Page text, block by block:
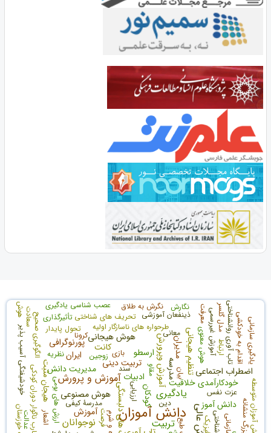
دانش آموزان
یادگیری
نوجوانان
آموزش و پرورش
تربیت سبک های دلبستگی
مدرسه تربیت دینی مدیریت دانش آموزش وپرورش
هوش مصنوعی
آموزش
ادبیات
کانت
ایران ارسطو
هوش هیجانی مدیران
خودکارآمدی خلاقیت هیجان مثبت کودکان
تنظیم هیجانیاضطراب اجتماعی
پورنوگرافی
دانش آموز
طرحواره های ناسازگار اولیه
زوجین
تجارب ناگوار دوران کودکی
خودشیفتگی آسیب پذیر
تحریف های شناختی تاب آوری روانشناختی هوش معنوی
دانش آموزان متوسطه عزت نفس
الگوگیری صحیح آموزش غیررسمی اقدام به خودکشی
ارزش های بومی
تحول پایدار
ذینفعان آموزشی
یادگیری سازمانی
مقاو
نگرش به طلاق عصب شناسی یادگیری
مدرسۀ کیفی
مدل گلسر
ارزیابی
بازی
فیزیک اشعار
تأثیرگذاری
ارتباط
دین
معرفت نگارش
فرصت
معانی
بیان
نظریه
سند
سعادت
کرونا
عدالت
هوش